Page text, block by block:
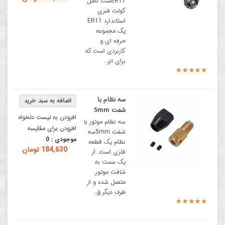
کولت فنری
استاندارد ER11
یک مجموعه
حرفه ای و
کاربردی است که
برای ابز..
افزودن به لیست دلخواه
افزودن برای مقایسه
موجودی : 0
184,630 تومان
سه نظام با
شفت 5mm
سه نظام موتور با
شفت 5mmسه
نظام یک قطعه
فلزی است. از
یک سمت به
شافت موتور
متصل شده و از
طرف دیگر ق..